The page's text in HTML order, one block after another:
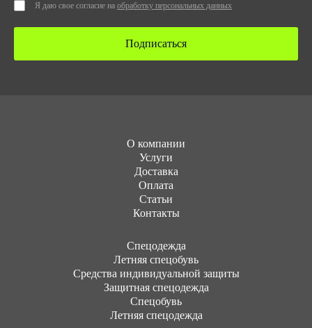
Я даю свое согласие на обработку персональных данных
Подписаться
О компании
Услуги
Доставка
Оплата
Статьи
Контакты
Cпецодежда
Летняя спецобувь
Средства индивидуальной защиты
Защитная спецодежда
Спецобувь
Летняя спецодежда